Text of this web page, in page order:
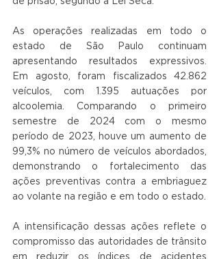
As operações realizadas em todo o
estado de São Paulo continuam
apresentando resultados expressivos.
Em agosto, foram fiscalizados 42.862
veículos, com 1.395 autuações por
alcoolemia. Comparando o primeiro
semestre de 2024 com o mesmo
período de 2023, houve um aumento de
99,3% no número de veículos abordados,
demonstrando o fortalecimento das
ações preventivas contra a embriaguez
A intensificação dessas ações reflete o
compromisso das autoridades de trânsito